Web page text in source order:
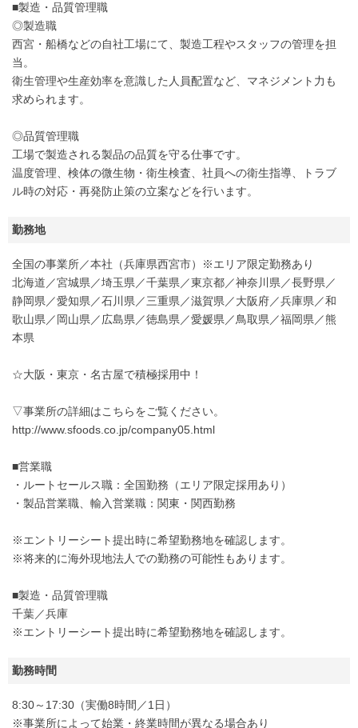
■製造・品質管理職
◎製造職
西宮・船橋などの自社工場にて、製造工程やスタッフの管理を担
当。
衛生管理や生産効率を意識した人員配置など、マネジメント力も
求められます。
◎品質管理職
工場で製造される製品の品質を守る仕事です。
温度管理、検体の微生物・衛生検査、社員への衛生指導、トラブ
ル時の対応・再発防止策の立案などを行います。
勤務地
全国の事業所／本社（兵庫県西宮市）※エリア限定勤務あり
北海道／宮城県／埼玉県／千葉県／東京都／神奈川県／長野県／
静岡県／愛知県／石川県／三重県／滋賀県／大阪府／兵庫県／和
歌山県／岡山県／広島県／徳島県／愛媛県／鳥取県／福岡県／熊
本県
☆大阪・東京・名古屋で積極採用中！
▽事業所の詳細はこちらをご覧ください。
http://www.sfoods.co.jp/company05.html
■営業職
・ルートセールス職：全国勤務（エリア限定採用あり）
・製品営業職、輸入営業職：関東・関西勤務
※エントリーシート提出時に希望勤務地を確認します。
※将来的に海外現地法人での勤務の可能性もあります。
■製造・品質管理職
千葉／兵庫
※エントリーシート提出時に希望勤務地を確認します。
勤務時間
8:30～17:30（実働8時間／1日）
※事業所によって始業・終業時間が異なる場合あり